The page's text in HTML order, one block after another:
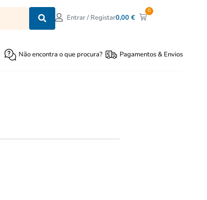
Entrar / Registar0,00€
0
Não encontra o que procura? Pagamentos & Envios